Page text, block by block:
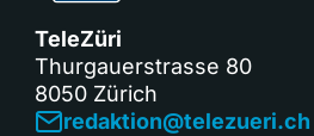
TeleZüri
Thurgauerstrasse 80
8050 Zürich
redaktion@telezueri.ch